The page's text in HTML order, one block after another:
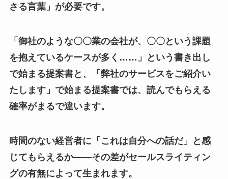
さる言葉」が必要です。
「御社のような〇〇業の会社が、〇〇という課題
を抱えているケースが多く……」という書き出し
で始まる提案書と、「弊社のサービスをご紹介い
たします」で始まる提案書では、読んでもらえる
確率がまるで違います。
時間のない経営者に「これは自分への話だ」と感
じてもらえるか——その差がセールスライティン
グの有無によって生まれます。